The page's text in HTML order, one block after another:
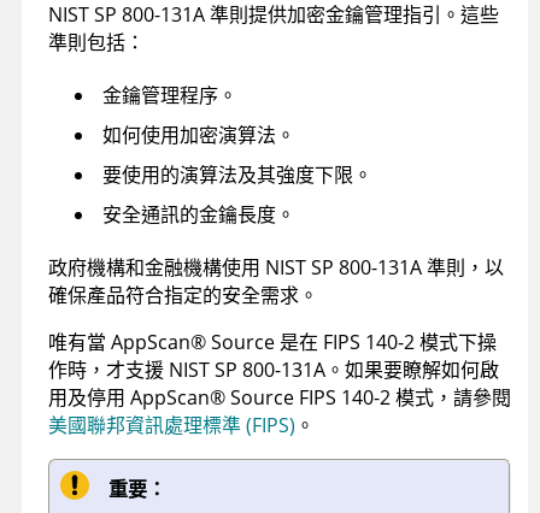
NIST SP 800-131A 準則提供加密金鑰管理指引。這些
準則包括：
金鑰管理程序。
如何使用加密演算法。
要使用的演算法及其強度下限。
安全通訊的金鑰長度。
政府機構和金融機構使用 NIST SP 800-131A 準則，以
確保產品符合指定的安全需求。
唯有當 AppScan®Source 是在 FIPS 140-2 模式下操
作時，才支援 NIST SP 800-131A。如果要瞭解如何啟
用及停用 AppScan®Source FIPS 140-2 模式，請參閱
美國聯邦資訊處理標準 (FIPS) 。
重要：